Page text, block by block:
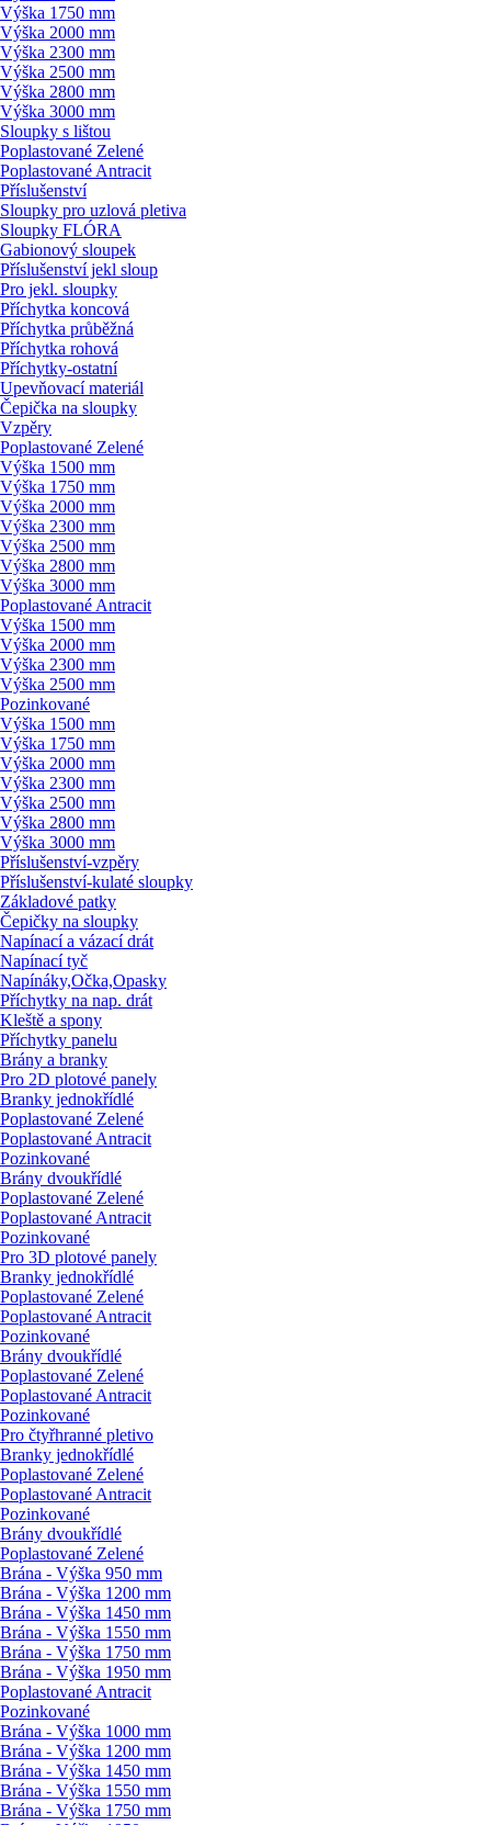
Výška 1750 mm
Výška 2000 mm
Výška 2300 mm
Výška 2500 mm
Výška 2800 mm
Výška 3000 mm
Sloupky s lištou
Poplastované Zelené
Poplastované Antracit
Příslušenství
Sloupky pro uzlová pletiva
Sloupky FLÓRA
Gabionový sloupek
Příslušenství jekl sloup
Pro jekl. sloupky
Příchytka koncová
Příchytka průběžná
Příchytka rohová
Příchytky-ostatní
Upevňovací materiál
Čepička na sloupky
Vzpěry
Poplastované Zelené
Výška 1500 mm
Výška 1750 mm
Výška 2000 mm
Výška 2300 mm
Výška 2500 mm
Výška 2800 mm
Výška 3000 mm
Poplastované Antracit
Výška 1500 mm
Výška 2000 mm
Výška 2300 mm
Výška 2500 mm
Pozinkované
Výška 1500 mm
Výška 1750 mm
Výška 2000 mm
Výška 2300 mm
Výška 2500 mm
Výška 2800 mm
Výška 3000 mm
Příslušenství-vzpěry
Příslušenství-kulaté sloupky
Základové patky
Čepičky na sloupky
Napínací a vázací drát
Napínací tyč
Napínáky,Očka,Opasky
Příchytky na nap. drát
Kleště a spony
Příchytky panelu
Brány a branky
Pro 2D plotové panely
Branky jednokřídlé
Poplastované Zelené
Poplastované Antracit
Pozinkované
Brány dvoukřídlé
Poplastované Zelené
Poplastované Antracit
Pozinkované
Pro 3D plotové panely
Branky jednokřídlé
Poplastované Zelené
Poplastované Antracit
Pozinkované
Brány dvoukřídlé
Poplastované Zelené
Poplastované Antracit
Pozinkované
Pro čtyřhranné pletivo
Branky jednokřídlé
Poplastované Zelené
Poplastované Antracit
Pozinkované
Brány dvoukřídlé
Poplastované Zelené
Brána - Výška 950 mm
Brána - Výška 1200 mm
Brána - Výška 1450 mm
Brána - Výška 1550 mm
Brána - Výška 1750 mm
Brána - Výška 1950 mm
Poplastované Antracit
Pozinkované
Brána - Výška 1000 mm
Brána - Výška 1200 mm
Brána - Výška 1450 mm
Brána - Výška 1550 mm
Brána - Výška 1750 mm